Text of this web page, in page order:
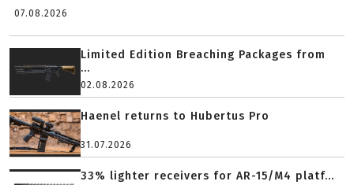
07.08.2026
Limited Edition Breaching Packages from
...
02.08.2026
Haenel returns to Hubertus Pro
31.07.2026
33% lighter receivers for AR-15/M4 platf...